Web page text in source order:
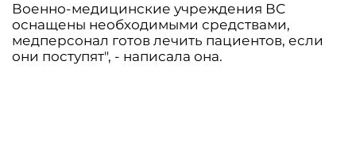
Военно-медицинские учреждения ВС
оснащены необходимыми средствами,
медперсонал готов лечить пациентов, если
они поступят", - написала она.